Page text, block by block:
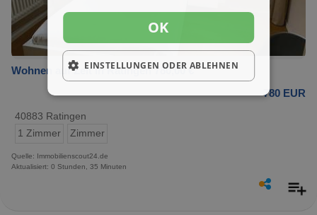
Wohnen auf Zeit in Ratingen 780,00 €
780 EUR
40883 Ratingen
1 Zimmer
Zimmer
Quelle: Immobilienscout24.de
Aktualisiert: 0 Stunden, 35 Minuten
OK
EINSTELLUNGEN ODER ABLEHNEN